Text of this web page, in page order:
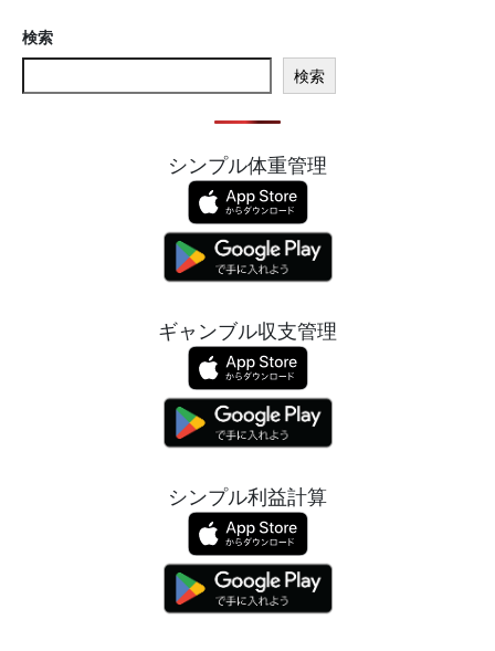
検索
検索
シンプル体重管理
ギャンブル収支管理
シンプル利益計算